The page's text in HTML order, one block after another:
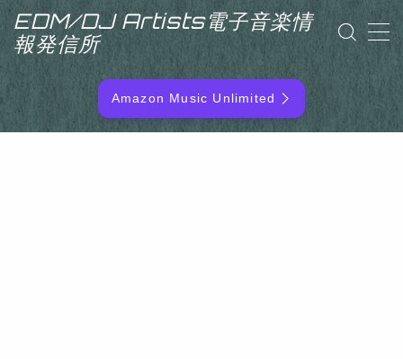
EDM/DJ Artists電子音楽情
報発信所
MENU
EDM/DJ/PD ARTIST
Amazon Music Unlimited